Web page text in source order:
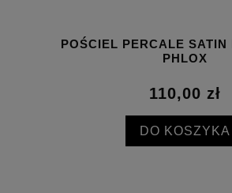
POŚCIEL PERCALE SATIN
PHLOX
110,00 zł
DO KOSZYKA